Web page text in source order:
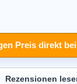
Preis direkt
Rezensionen